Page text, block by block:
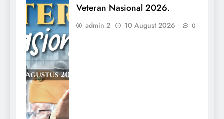
Veteran Nasional 2026.
admin 2 10 August 2026 0